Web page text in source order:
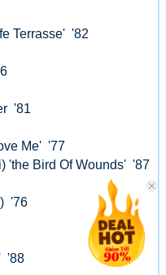
Terrasse' '82
'81
Me' '77
'the Bird Of Wounds' '87
'76
'88